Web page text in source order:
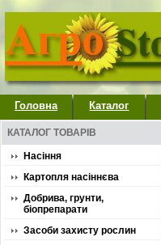
Головна Каталог
КАТАЛОГ ТОВАРІВ
Насіння
Картопля насіннєва
Добрива, грунти,
біопрепарати
Засоби захисту рослин